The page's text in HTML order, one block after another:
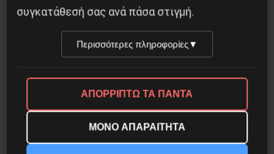
συγκατάθεσή σας ανά πάσα στιγμή.
Περισσότερες πληροφορίες▼
ΑΠΟΡΡΙΠΤΩ ΤΑ ΠΑΝΤΑ
ΜΟΝΟ ΑΠΑΡΑΙΤΗΤΑ